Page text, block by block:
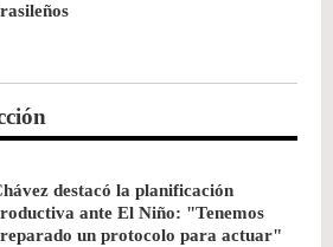
destacó la planificación
ante El Niño: "Tenemos
un protocolo para actuar"